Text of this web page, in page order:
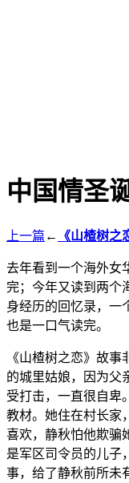
中国情圣
上一篇 ← 《山楂树之
去年看到一个海外女
完；今年又读到两个
身经历的回忆录，一
也是一口气读完。
《山楂树之恋》故
的城里姑娘，因为父
受打击，一直很自卑
教材。她住在村长家
喜欢，静秋怕他欺骗
是军区司令员的儿子
事，给了静秋前所未